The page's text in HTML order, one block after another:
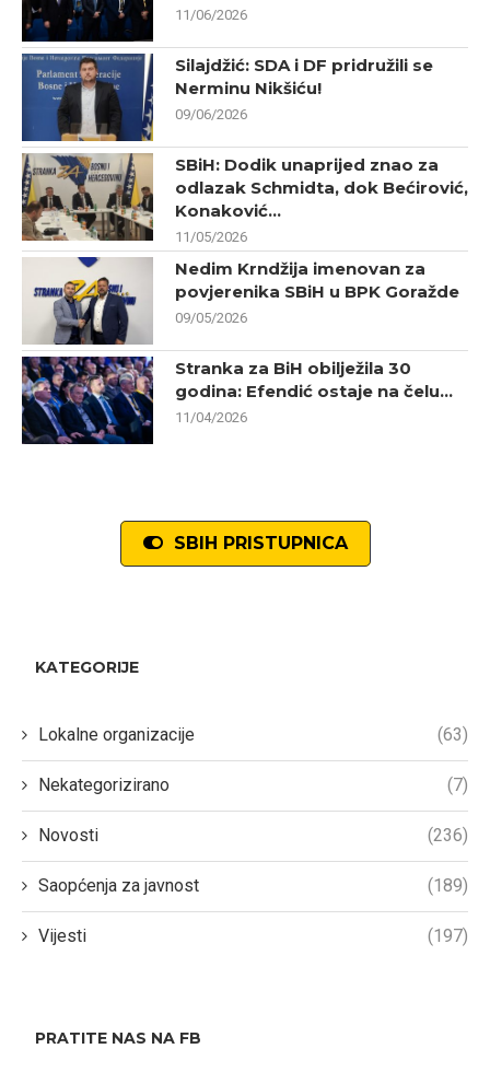
11/06/2026
Silajdžić: SDA i DF pridružili se
Nerminu Nikšiću!
09/06/2026
SBiH: Dodik unaprijed znao za
odlazak Schmidta, dok Bećirović,
Konaković...
11/05/2026
Nedim Krndžija imenovan za
povjerenika SBiH u BPK Goražde
09/05/2026
Stranka za BiH obilježila 30
godina: Efendić ostaje na čelu...
11/04/2026
SBIH PRISTUPNICA
KATEGORIJE
Lokalne organizacije (63)
Nekategorizirano (7)
Novosti (236)
Saopćenja za javnost (189)
Vijesti (197)
PRATITE NAS NA FB